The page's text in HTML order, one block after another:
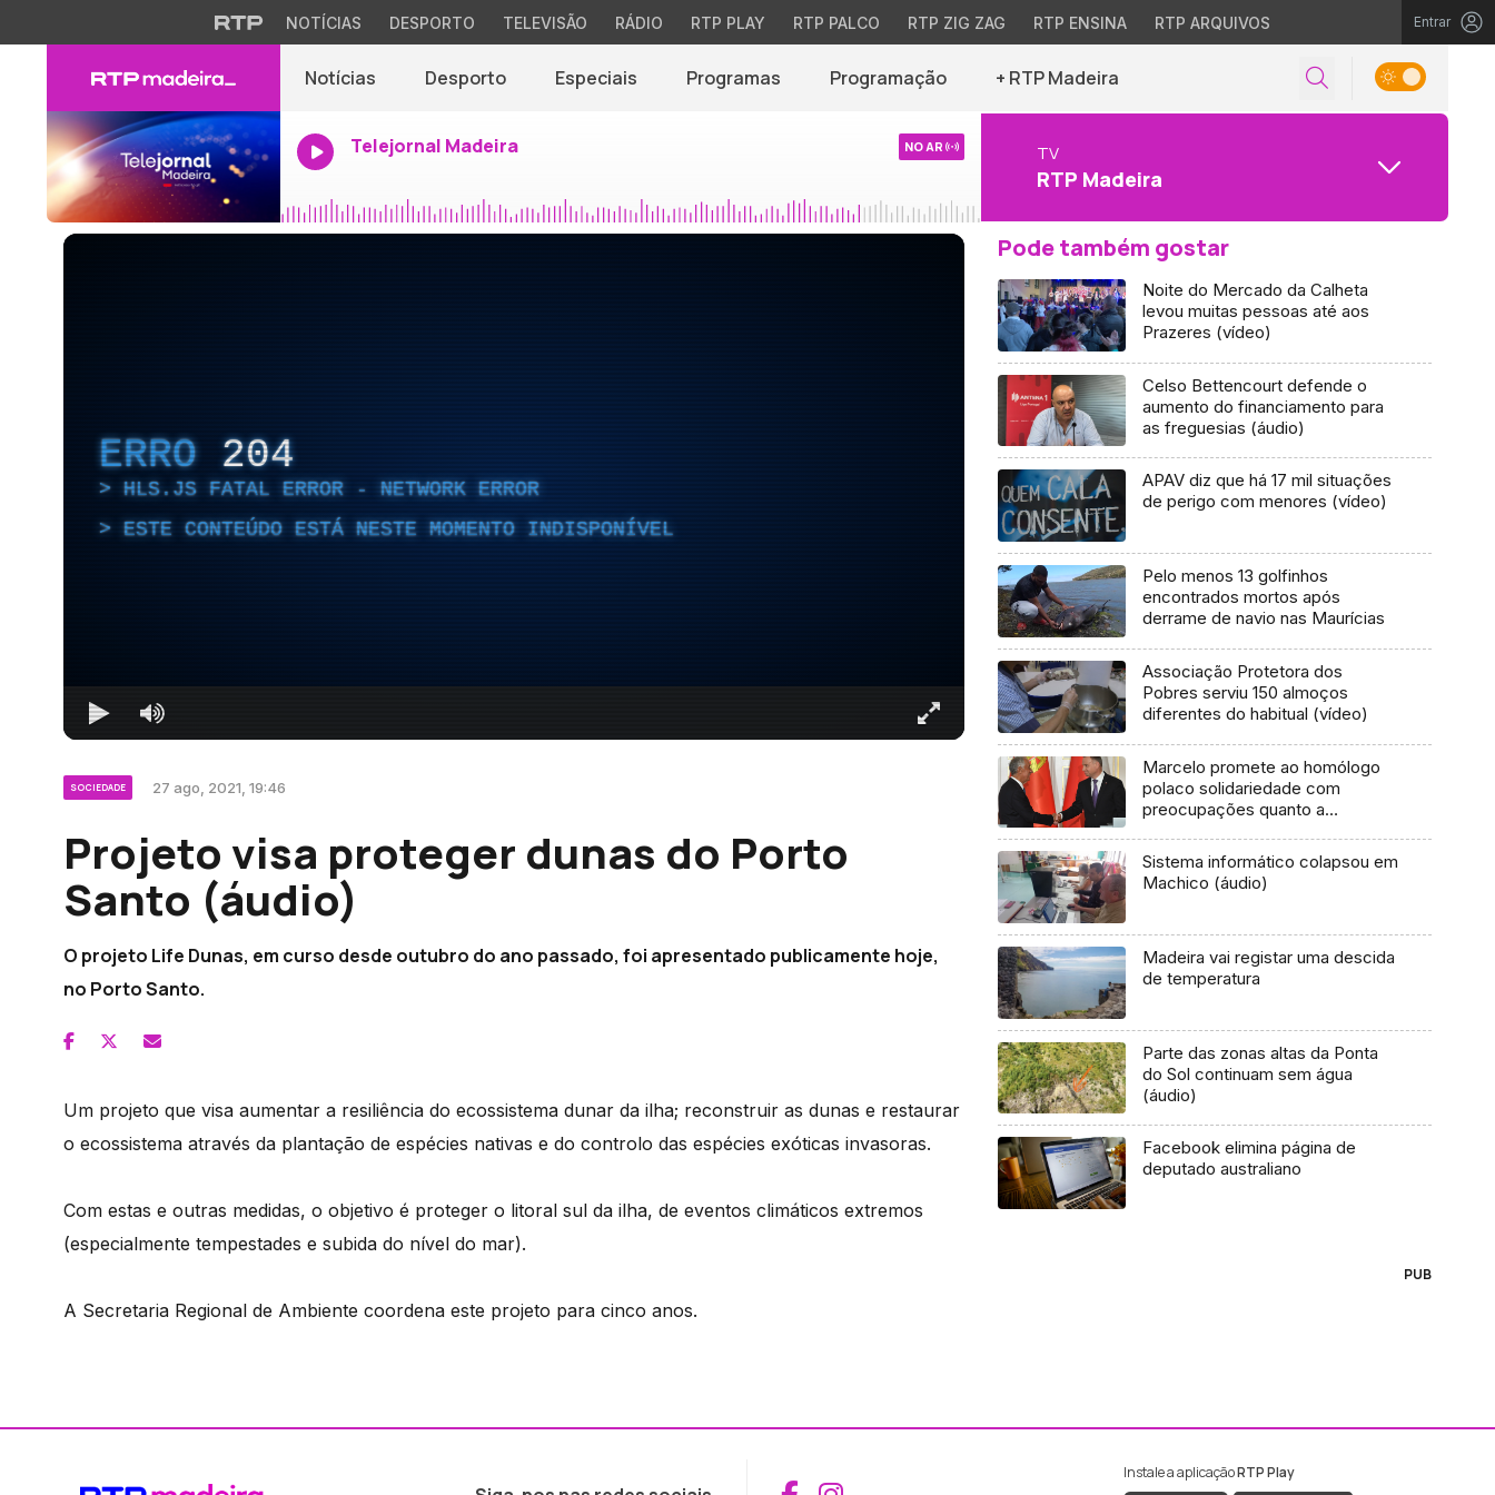
NOTÍCIAS DESPORTO TELEVISÃO RÁDIO RTP PLAY RTP PALCO RTP ZIG ZAG RTP ENSINA RTP ARQUIVOS Entrar
Notícias Desporto Especiais Programas Programação + RTP Madeira
Telejornal Madeira NO AR TV
RTP Madeira
ERRO 204
HLS.JS FATAL ERROR - NETWORK ERROR
ESTE CONTEÚDO ESTÁ NESTE MOMENTO INDISPONÍVEL
SOCIEDADE 27 ago, 2021, 19:46
Projeto visa proteger dunas do Porto
Santo (áudio)
O projeto Life Dunas, em curso desde outubro do ano passado, foi apresentado publicamente hoje,
no Porto Santo.
Um projeto que visa aumentar a resiliência do ecossistema dunar da ilha; reconstruir as dunas e restaurar
o ecossistema através da plantação de espécies nativas e do controlo das espécies exóticas invasoras.
Com estas e outras medidas, o objetivo é proteger o litoral sul da ilha, de eventos climáticos extremos
(especialmente tempestades e subida do nível do mar).
A Secretaria Regional de Ambiente coordena este projeto para cinco anos.
Pode também gostar
Noite do Mercado da Calheta
levou muitas pessoas até aos
Prazeres (vídeo)
Celso Bettencourt defende o
aumento do financiamento para
as freguesias (áudio)
APAV diz que há 17 mil situações
de perigo com menores (vídeo)
Pelo menos 13 golfinhos
encontrados mortos após
derrame de navio nas Maurícias
Associação Protetora dos
Pobres serviu 150 almoços
diferentes do habitual (vídeo)
Marcelo promete ao homólogo
polaco solidariedade com
preocupações quanto a
Sistema informático colapsou em
Machico (áudio)
Madeira vai registar uma descida
de temperatura
Parte das zonas altas da Ponta
do Sol continuam sem água
(áudio)
Facebook elimina página de
deputado australiano
PUB
Instale a aplicaçãoRTP Play